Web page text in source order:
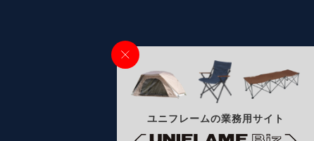
ユニフレームの業務用サイト